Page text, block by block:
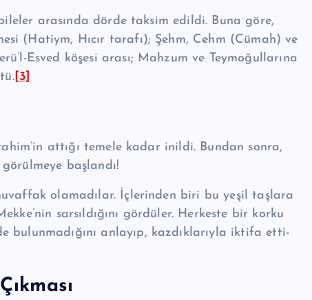
arasında dörde taksim edildi. Buna göre,
(Hatiym, Hıcır tarafı); Şehm, Cehm (Cü­mah) ve
Esved köşesi arası; Mah­zum ve Teymoğulla­rı­na
[3]
attığı temele ka­dar inildi. Bundan sonra,
başlandı!
olamadılar. İçle­rinden biri bu yeşil taşlara
sarsıldığını gördüler. Herkeste bir korku
bulunmadığını anlayıp, kazdıklarıyla iktifa etti­